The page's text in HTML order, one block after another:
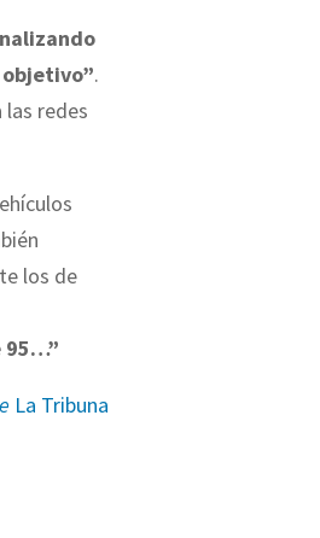
.
redes
los de
95…”
La Tribuna